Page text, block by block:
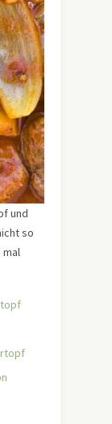
und
so